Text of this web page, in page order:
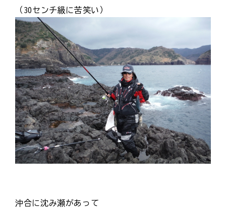
（30センチ級に苦笑い）
沖合に沈み瀬があって